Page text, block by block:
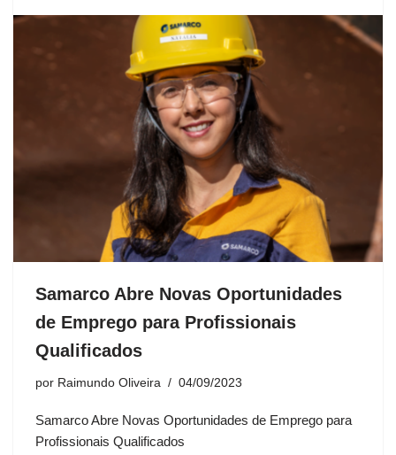
Samarco Abre Novas Oportunidades
de Emprego para Profissionais
Qualificados
por Raimundo Oliveira 04/09/2023
Samarco Abre Novas Oportunidades de Emprego para
Profissionais Qualificados